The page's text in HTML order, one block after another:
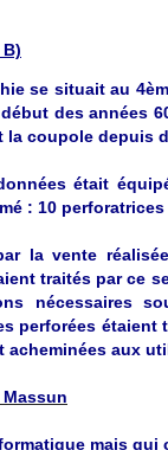
se situait au
des années
la coupole depuis
était
: 10
la vente
traités par ce
nécessaires
perforées étaient
acheminées aux
mais